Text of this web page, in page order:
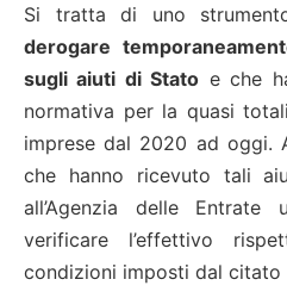
Si tratta di uno
derogare
sugli aiuti di Stato e che
normativa per la quasi
imprese dal 2020 ad oggi.
che hanno ricevuto tali
all’Agenzia delle Entrate
verificare l’effettivo
condizioni imposti dal citato